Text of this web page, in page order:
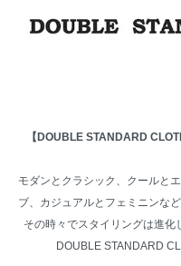
【DOUBLE STANDARD
モダンとクラシック、クールと
ブ、カジュアルとフェミニンな
その時々でスタイリングは進化
DOUBLE STANDARD